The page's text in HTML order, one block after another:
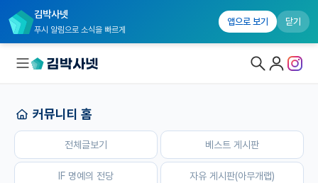
김박사넷
푸시 알림으로 소식을 빠르게
앱으로 보기 닫기
대학원생 모집
국내대학원 정보
연구실&오픈랩
커뮤니티 홈
전체글보기 베스트 게시판
IF 명예의 전당 자유 게시판(아무개랩)
홈 전체글보기 IF 명예의 전당 자유 게시판(